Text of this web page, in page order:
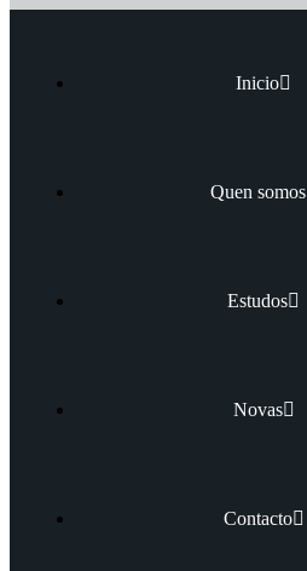
Inicio
Quen somos
Estudos
Novas
Contacto